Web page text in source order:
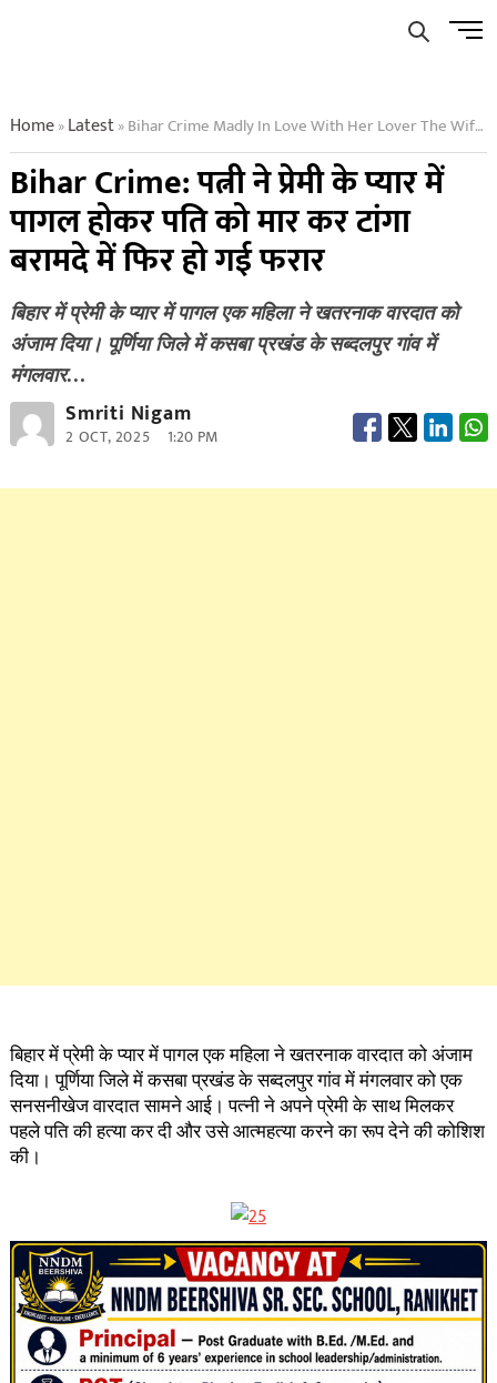
Menu
Home»Latest»Bihar Crime Madly In Love With Her Lover The Wife Killed Her Husband Hung Him In The Veranda And Then Fled
Bihar Crime: पत्नी ने प्रेमी के प्यार में
पागल होकर पति को मार कर टांगा
बरामदे में फिर हो गई फरार
बिहार में प्रेमी के प्यार में पागल एक महिला ने खतरनाक वारदात को
अंजाम दिया। पूर्णिया जिले में कसबा प्रखंड के सब्दलपुर गांव में
मंगलवार…
Smriti Nigam
2 OCT, 2025 1:20 PM
बिहार में प्रेमी के प्यार में पागल एक महिला ने खतरनाक वारदात को अंजाम
दिया। पूर्णिया जिले में कसबा प्रखंड के सब्दलपुर गांव में मंगलवार को एक
सनसनीखेज वारदात सामने आई। पत्नी ने अपने प्रेमी के साथ मिलकर
पहले पति की हत्या कर दी और उसे आत्महत्या करने का रूप देने की कोशिश
की।